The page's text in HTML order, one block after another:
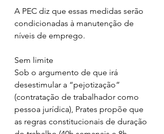
A PEC diz que essas medidas serão
condicionadas à manutenção de
níveis de emprego.
Sem limite
Sob o argumento de que irá
desestimular a “pejotização”
(contratação de trabalhador como
pessoa jurídica), Prates propõe que
as regras constitucionais de duração